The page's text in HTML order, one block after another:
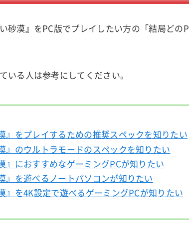
砂漠』をPC版でプレイしたい方の「結局どの
いる人は参考にしてください。
』をプレイするための推奨スペックを知りたい
』のウルトラモードのスペックを知りたい
』におすすめなゲーミングPCが知りたい
』を遊べるノートパソコンが知りたい
』を4K設定で遊べるゲーミングPCが知りたい